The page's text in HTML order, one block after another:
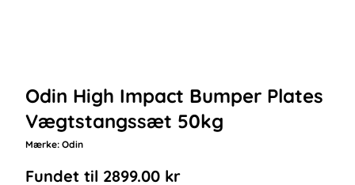
Odin High Impact Bumper Plates
Vægtstangssæt 50kg
Mærke: Odin
Fundet til 2899.00 kr